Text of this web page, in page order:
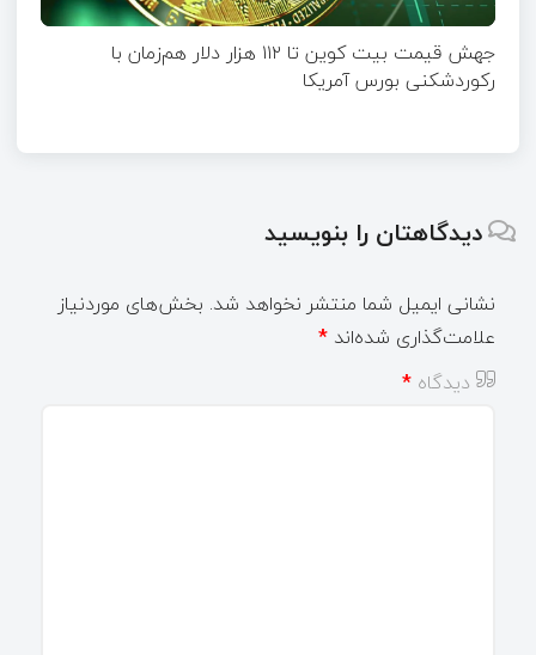
جهش قیمت بیت‌ کوین تا ۱۱۲ هزار دلار هم‌زمان با
رکوردشکنی بورس آمریکا
دیدگاهتان را بنویسید
نشانی ایمیل شما منتشر نخواهد شد. بخش‌های موردنیاز
علامت‌گذاری شده‌اند *
دیدگاه *